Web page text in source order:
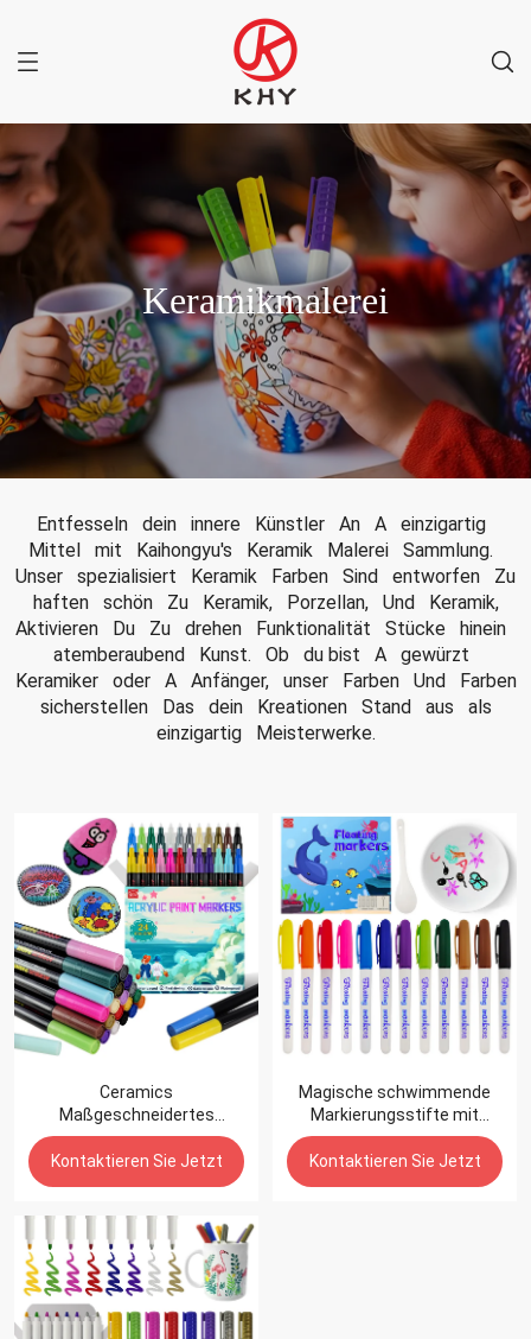
Keramikmalerei
Entfesseln dein innere Künstler An A einzigartig
Mittel mit Kaihongyu's Keramik Malerei Sammlung.
Unser spezialisiert Keramik Farben Sind entworfen Zu
haften schön Zu Keramik, Porzellan, Und Keramik,
Aktivieren Du Zu drehen Funktionalität Stücke hinein
atemberaubend Kunst. Ob du bist A gewürzt
Keramiker oder A Anfänger, unser Farben Und Farben
sicherstellen Das dein Kreationen Stand aus als
einzigartig Meisterwerke.
Ceramics
Maßgeschneidertes
Acrylfarben-
Markierungsstift-Set auf
Kontaktieren Sie Jetzt
Magische schwimmende
Markierungsstifte mit
einem Keramiklöffel.
Wassermalerei
Kontaktieren Sie Jetzt